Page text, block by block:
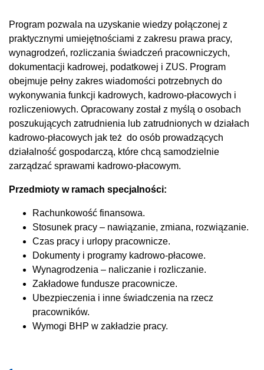
Program pozwala na uzyskanie wiedzy połączonej z
praktycznymi umiejętnościami z zakresu prawa pracy,
wynagrodzeń, rozliczania świadczeń pracowniczych,
dokumentacji kadrowej, podatkowej i ZUS. Program
obejmuje pełny zakres wiadomości potrzebnych do
wykonywania funkcji kadrowych, kadrowo-płacowych i
rozliczeniowych. Opracowany został z myślą o osobach
poszukujących zatrudnienia lub zatrudnionych w działach
kadrowo-płacowych jak też do osób prowadzących
działalność gospodarczą, które chcą samodzielnie
zarządzać sprawami kadrowo-płacowym.
Przedmioty w ramach specjalności:
Rachunkowość finansowa.
Stosunek pracy – nawiązanie, zmiana, rozwiązanie.
Czas pracy i urlopy pracownicze.
Dokumenty i programy kadrowo-płacowe.
Wynagrodzenia – naliczanie i rozliczanie.
Zakładowe fundusze pracownicze.
Ubezpieczenia i inne świadczenia na rzecz
pracowników.
Wymogi BHP w zakładzie pracy.